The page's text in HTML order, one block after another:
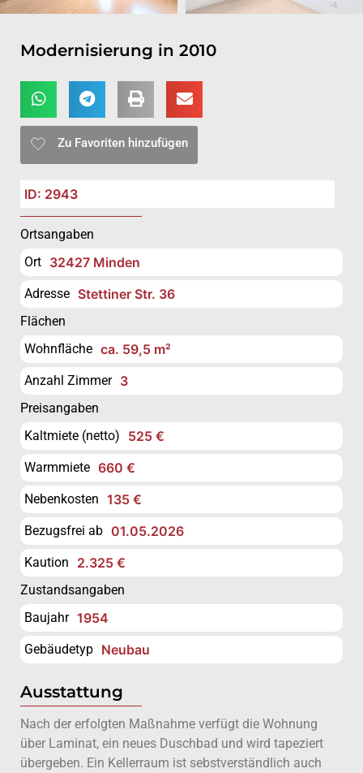
Modernisierung in 2010
Zu Favoriten hinzufügen
ID: 2943
Ortsangaben
Ort 32427 Minden
Adresse Stettiner Str. 36
Flächen
Wohnfläche ca. 59,5 m²
Anzahl Zimmer 3
Preisangaben
Kaltmiete (netto)
525 €
Warmmiete 660 €
Nebenkosten 135 €
Bezugsfrei ab 01.05.2026
Kaution 2.325 €
Zustandsangaben
Baujahr 1954
Gebäudetyp Neubau
Ausstattung
Nach der erfolgten Maßnahme verfügt die Wohnung
über Laminat, ein neues Duschbad und wird tapeziert
übergeben. Ein Kellerraum ist sebstverständlich auch